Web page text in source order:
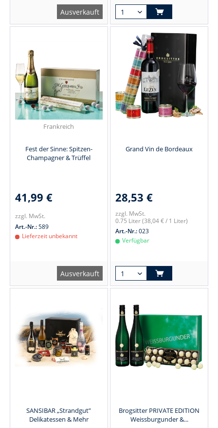
Ausverkauft
Frankreich
Fest der Sinne: Spitzen-
Champagner & Trüffel
41,99 €
zzgl. MwSt.
Art.-Nr.:589
Lieferzeit unbekannt
Ausverkauft
Grand Vin de Bordeaux
28,53 €
zzgl. MwSt.
0.75 Liter(38,04 € / 1 Liter)
Art.-Nr.:023
Verfügbar
SANSIBAR „Strandgut”
Delikatessen & Mehr
Brogsitter PRIVATE EDITION
Weissburgunder &...